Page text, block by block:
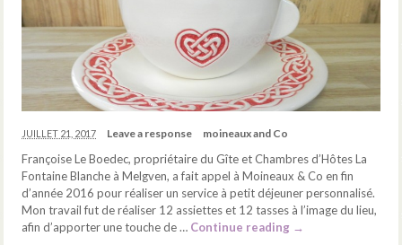
JUILLET 21, 2017 Leave a response moineaux and Co
Françoise Le Boedec, propriétaire du Gîte et Chambres d’Hôtes La
Fontaine Blanche à Melgven, a fait appel à Moineaux & Co en fin
d’année 2016 pour réaliser un service à petit déjeuner personnalisé.
Mon travail fut de réaliser 12 assiettes et 12 tasses à l’image du lieu,
afin d’apporter une touche de … Continue reading →